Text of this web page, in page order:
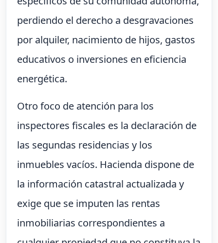
perdiendo el derecho a desgravaciones
por alquiler, nacimiento de hijos, gastos
educativos o inversiones en eficiencia
energética.
Otro foco de atención para los
inspectores fiscales es la declaración de
las segundas residencias y los
inmuebles vacíos. Hacienda dispone de
la información catastral actualizada y
exige que se imputen las rentas
inmobiliarias correspondientes a